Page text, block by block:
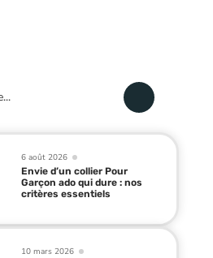
6 août 2026
Envie d’un collier Pour
Garçon ado qui dure : nos
critères essentiels
10 mars 2026